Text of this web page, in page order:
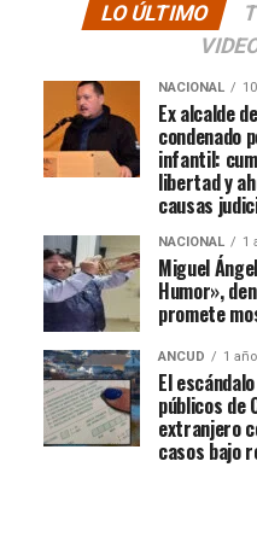
LO ÚLTIMO
NACIONAL
Ex alcalde
condenado
infantil:
libertad y
causas
NACIONAL 1
Miguel
Humor»,
promete
ANCUD 1
El
públicos de
extranjero
casos bajo